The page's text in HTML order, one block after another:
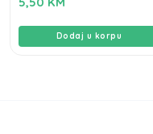
Dodaj u korpu